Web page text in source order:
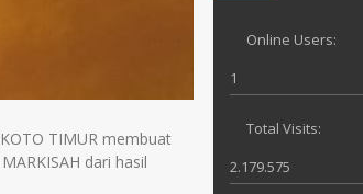
TIMUR membuat
dari hasil
Online Users:
1
Total Visits:
2.179.575